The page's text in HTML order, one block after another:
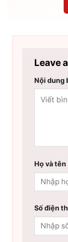
Leave
Nội dung
Họ và tên
Số điện